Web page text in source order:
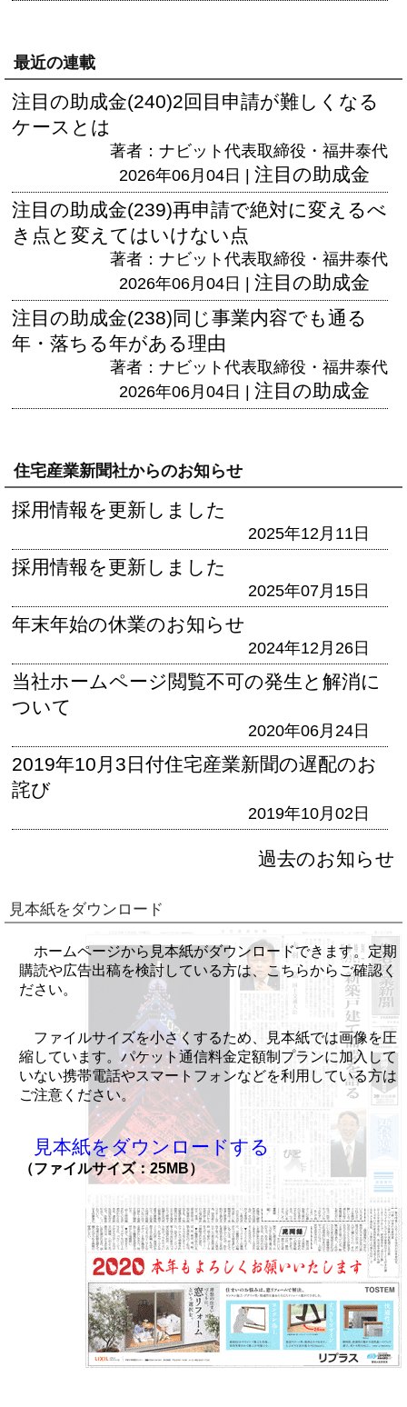
最近の連載
注目の助成金(240)2回目申請が難しくなる
ケースとは
著者：ナビット代表取締役・福井泰代
2026年06月04日 | 注目の助成金
注目の助成金(239)再申請で絶対に変えるべ
き点と変えてはいけない点
著者：ナビット代表取締役・福井泰代
2026年06月04日 | 注目の助成金
注目の助成金(238)同じ事業内容でも通る
年・落ちる年がある理由
著者：ナビット代表取締役・福井泰代
2026年06月04日 | 注目の助成金
住宅産業新聞社からのお知らせ
採用情報を更新しました
2025年12月11日
採用情報を更新しました
2025年07月15日
年末年始の休業のお知らせ
2024年12月26日
当社ホームページ閲覧不可の発生と解消に
ついて
2020年06月24日
2019年10月3日付住宅産業新聞の遅配のお
詫び
2019年10月02日
過去のお知らせ
見本紙をダウンロード
ホームページから見本紙がダウンロードできます。定期
購読や広告出稿を検討している方は、こちらからご確認く
ださい。
ファイルサイズを小さくするため、見本紙では画像を圧
縮しています。パケット通信料金定額制プランに加入して
いない携帯電話やスマートフォンなどを利用している方は
ご注意ください。
見本紙をダウンロードする
（ファイルサイズ：25MB）